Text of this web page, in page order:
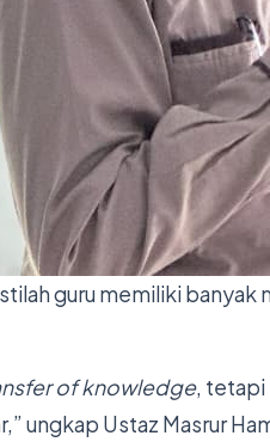
guru memiliki banyak
of knowledge, tetapi
ungkap Ustaz Masrur